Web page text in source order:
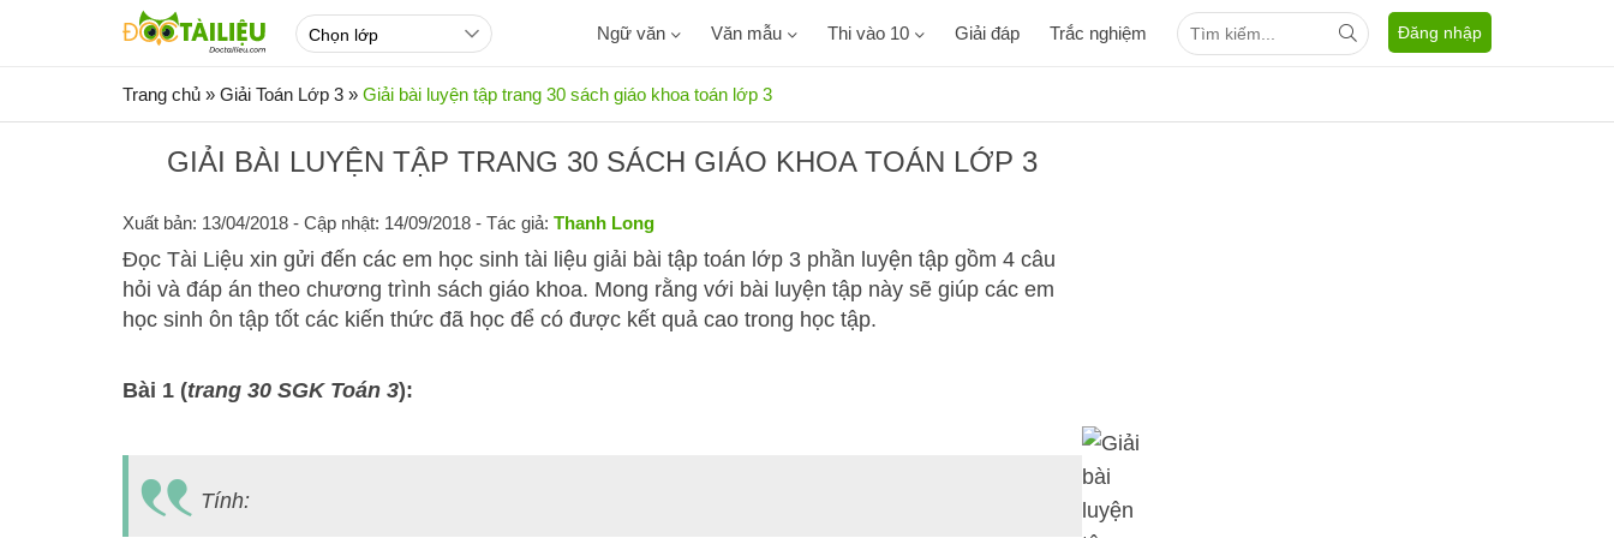
Ngữ văn Văn mẫu Thi vào 10 Giải đáp Trắc nghiệm Đăng nhập
Trang chủ » Giải Toán Lớp 3 » Giải bài luyện tập trang 30 sách giáo khoa toán lớp 3
GIẢI BÀI LUYỆN TẬP TRANG 30 SÁCH GIÁO KHOA TOÁN LỚP 3
Xuất bản: 13/04/2018 - Cập nhật: 14/09/2018 - Tác giả: Thanh Long
Đọc Tài Liệu xin gửi đến các em học sinh tài liệu giải bài tập toán lớp 3 phần luyện tập gồm 4 câu
hỏi và đáp án theo chương trình sách giáo khoa. Mong rằng với bài luyện tập này sẽ giúp các em
học sinh ôn tập tốt các kiến thức đã học để có được kết quả cao trong học tập.
Bài 1 (trang 30 SGK Toán 3):
Tính: